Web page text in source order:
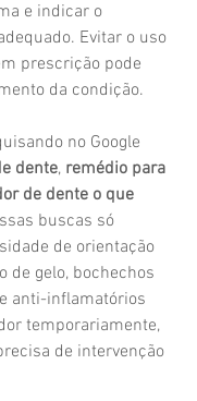
e indicar o
Evitar o uso
prescrição pode
da condição.
no Google
dente, remédio para
de dente o que
buscas só
de orientação
de gelo, bochechos
anti-inflamatórios
temporariamente,
de intervenção